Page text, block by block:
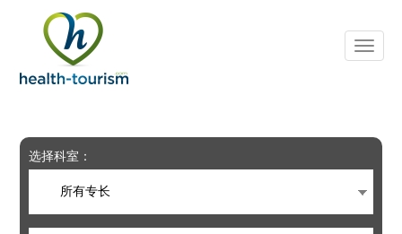
includes
system.
选择科室：
所有专长